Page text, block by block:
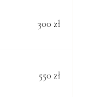
300 zł
550 zł